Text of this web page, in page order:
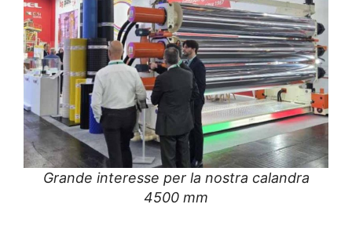
Grande interesse per la nostra calandra
4500 mm